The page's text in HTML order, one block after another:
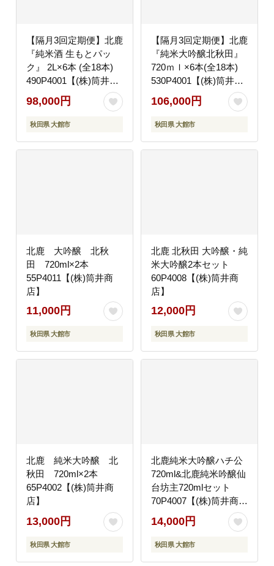
【隔月3回定期便】北鹿
『純米酒 生もとパッ
ク』 2L×6本 (全18本)
490P4001【(株)筒井商
98,000円
秋田県 大館市
【隔月3回定期便】北鹿
『純米大吟醸北秋田』
720ｍｌ×6本(全18本)
530P4001【(株)筒井商
106,000円
秋田県 大館市
北鹿 大吟醸 北秋
田 720ml×2本
55P4011【(株)筒井商
店】
11,000円
秋田県 大館市
北鹿 北秋田 大吟醸・純
米大吟醸2本セット
60P4008【(株)筒井商
店】
12,000円
秋田県 大館市
北鹿 純米大吟醸 北
秋田 720ml×2本
65P4002【(株)筒井商
店】
13,000円
秋田県 大館市
北鹿純米大吟醸ハチ公
720ml&北鹿純米吟醸仙
台坊主720mlセット
70P4007【(株)筒井商
14,000円
秋田県 大館市